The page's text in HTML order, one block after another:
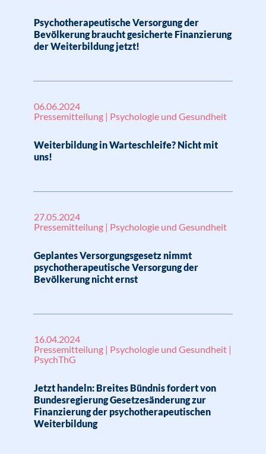
Psychotherapeutische Versorgung der
Bevölkerung braucht gesicherte Finanzierung
der Weiterbildung jetzt!
06.06.2024
Pressemitteilung | Psychologie und Gesundheit
Weiterbildung in Warteschleife? Nicht mit
uns!
27.05.2024
Pressemitteilung | Psychologie und Gesundheit
Geplantes Versorgungsgesetz nimmt
psychotherapeutische Versorgung der
Bevölkerung nicht ernst
16.04.2024
Pressemitteilung | Psychologie und Gesundheit |
PsychThG
Jetzt handeln: Breites Bündnis fordert von
Bundesregierung Gesetzesänderung zur
Finanzierung der psychotherapeutischen
Weiterbildung